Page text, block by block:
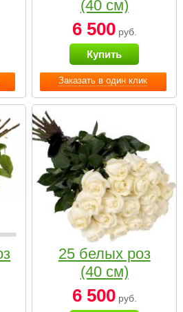
Заказать в один клик
(40 см)
6 500руб.
Купить
25 белых роз
(40 см)
6 500руб.